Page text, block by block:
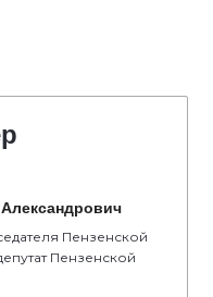
Пензенской
Пензенской